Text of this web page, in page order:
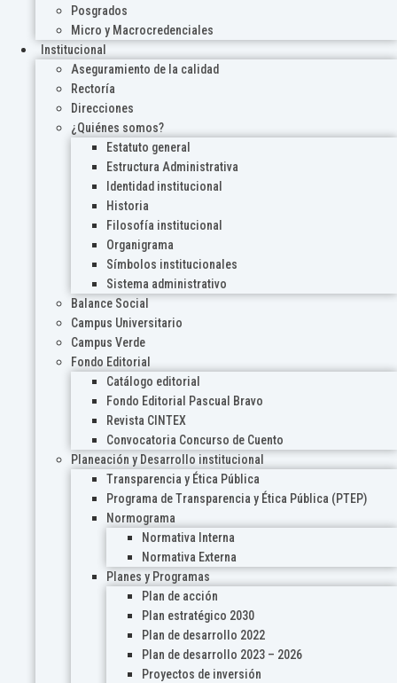
Posgrados
Micro y Macrocredenciales
Institucional
Aseguramiento de la calidad
Rectoría
Direcciones
¿Quiénes somos?
Estatuto general
Estructura Administrativa
Identidad institucional
Historia
Filosofía institucional
Organigrama
Símbolos institucionales
Sistema administrativo
Balance Social
Campus Universitario
Campus Verde
Fondo Editorial
Catálogo editorial
Fondo Editorial Pascual Bravo
Revista CINTEX
Convocatoria Concurso de Cuento
Planeación y Desarrollo institucional
Transparencia y Ética Pública
Programa de Transparencia y Ética Pública (PTEP)
Normograma
Normativa Interna
Normativa Externa
Planes y Programas
Plan de acción
Plan estratégico 2030
Plan de desarrollo 2022
Plan de desarrollo 2023 – 2026
Proyectos de inversión